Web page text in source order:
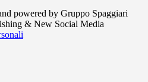
powered by Gruppo Spaggiari
& New Social Media